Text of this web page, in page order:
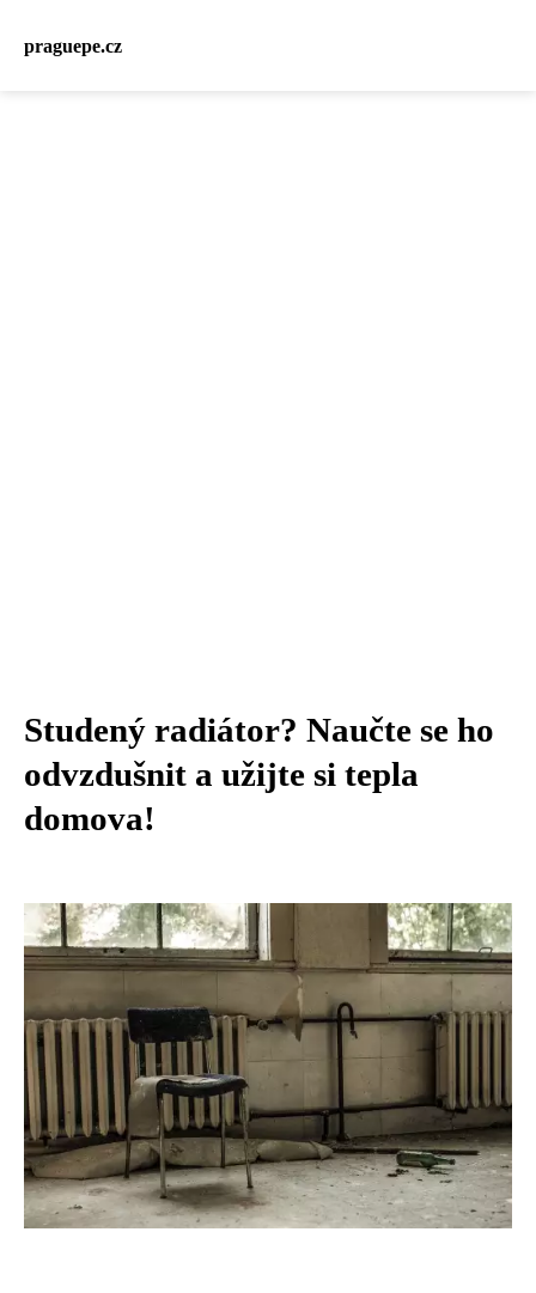
praguepe.cz
Studený radiátor? Naučte se ho
odvzdušnit a užijte si tepla
domova!